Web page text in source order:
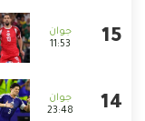
11:53
23:48